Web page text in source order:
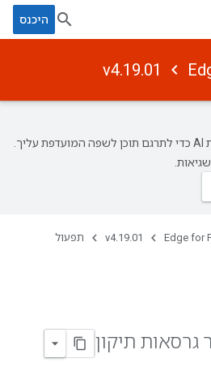
היכנס
v4.19.01
‫Google משתמשת בטכנולוגיית AI כדי לתרגם תוכן לשפה המועדפת עליך.
Edge for
v4.19.01 תפעול